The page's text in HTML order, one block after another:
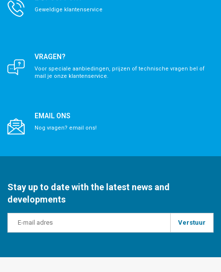
Geweldige klantenservice
VRAGEN?
Voor speciale aanbiedingen, prijzen of technische vragen bel of
mail je onze klantenservice.
EMAIL ONS
Nog vragen? email ons!
Stay up to date with the latest news and
developments
Verstuur